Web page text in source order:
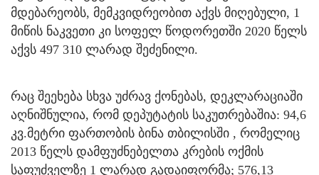
მდებარეობს, მემკვიდრეობით აქვს მიღებული, 1
მიწის ნაკვეთი კი სოფელ წოდორეთში 2020 წელს
აქვს 497 310 ლარად შეძენილი.
რაც შეეხება სხვა უძრავ ქონებას, დეკლარაციაში
აღნიშნულია, რომ დეპუტატის საკუთრებაშია: 94,6
კვ.მეტრი ფართობის ბინა თბილისში , რომელიც
2013 წელს დამფუძნებელთა კრების ოქმის
საფუძველზე 1 ლარად გადაიფორმა; 576,13